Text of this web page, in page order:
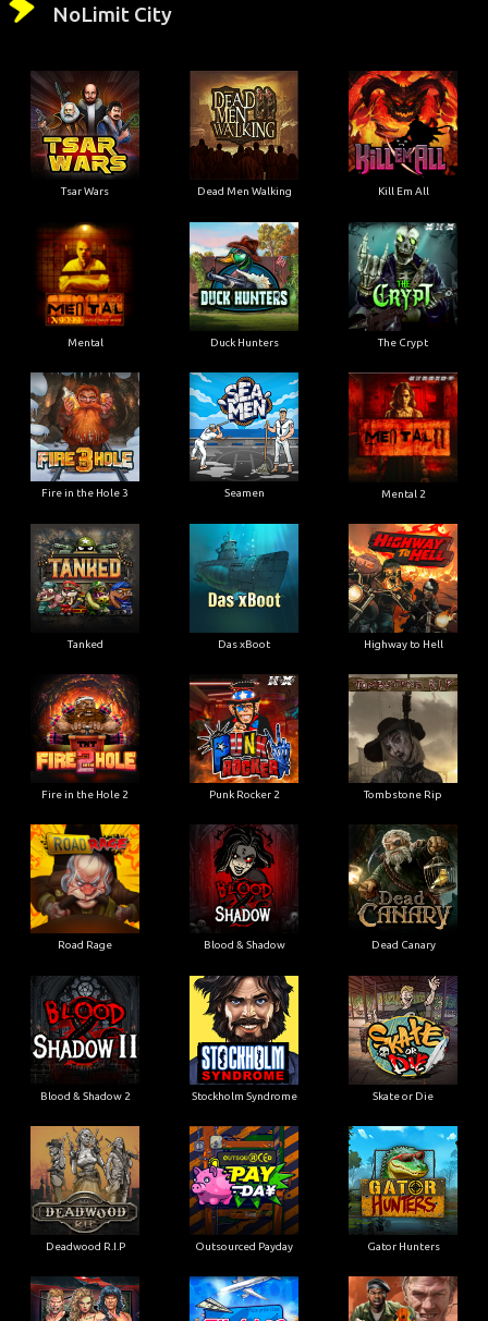
NoLimit City
Tsar Wars Dead Men Walking Kill Em All
Mental Duck Hunters The Crypt
Fire in the Hole 3 Seamen Mental 2
Tanked Das xBoot Highway to Hell
Fire in the Hole 2 Punk Rocker 2 Tombstone Rip
Road Rage Blood & Shadow Dead Canary
Blood & Shadow 2 Stockholm Syndrome Skate or Die
Deadwood R.I.P Outsourced Payday Gator Hunters